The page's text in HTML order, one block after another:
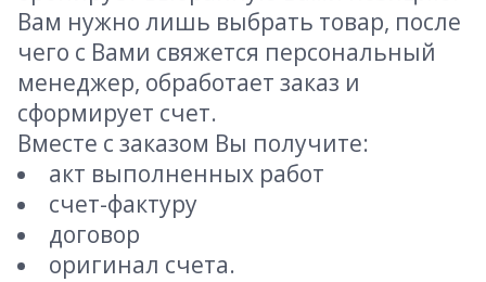
Вам нужно лишь выбрать товар, после
чего с Вами свяжется персональный
менеджер, обработает заказ и
сформирует счет.
Вместе с заказом Вы получите:
акт выполненных работ
счет-фактуру
договор
оригинал счета.